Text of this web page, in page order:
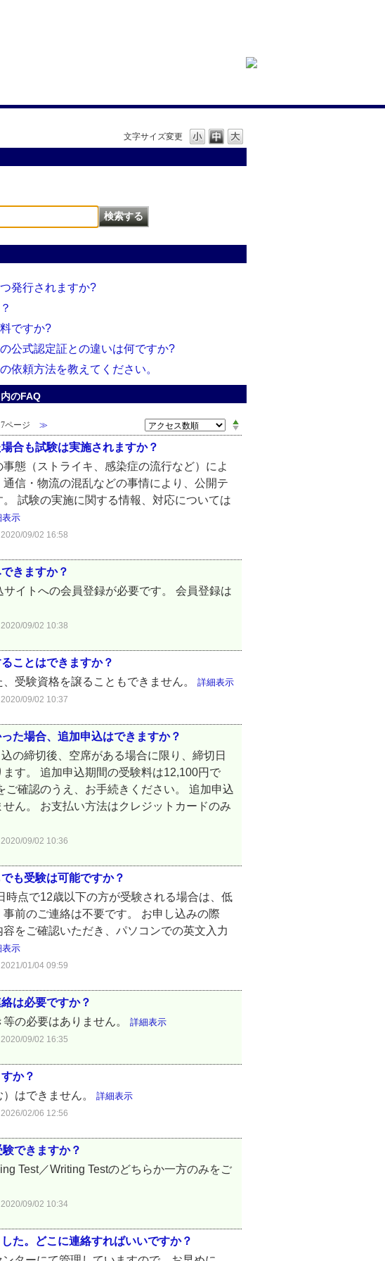
文字サイズ変更
発行されますか?
ですか?
公式認定証との違いは何ですか?
依頼方法を教えてください。
のFAQ
7ページ ≫
合も試験は実施されますか？
態（ストライキ、感染症の流行など）によ
信・物流の混乱などの事情により、公開テ
試験の実施に関する情報、対応については
表示
09/02 16:58
きますか？
イトへの会員登録が必要です。 会員登録は
09/02 10:38
ことはできますか？
受験資格を譲ることもできません。 詳細表示
09/02 10:37
た場合、追加申込はできますか？
の締切後、空席がある場合に限り、締切日
す。 追加申込期間の受験料は12,100円で
確認のうえ、お手続きください。 追加申込
ん。 お支払い方法はクレジットカードのみ
09/02 10:36
も受験は可能ですか？
点で12歳以下の方が受験される場合は、低
前のご連絡は不要です。 お申し込みの際
をご確認いただき、パソコンでの英文入力
表示
01/04 09:59
は必要ですか？
の必要はありません。 詳細表示
09/02 16:35
か？
はできません。 詳細表示
02/06 12:56
できますか？
Test／Writing Testのどちらか一方のみをご
09/02 10:34
た。どこに連絡すればいいですか？